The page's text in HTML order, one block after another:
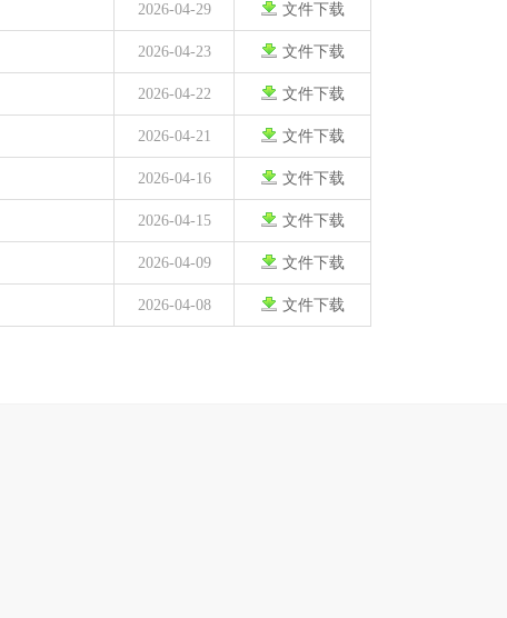
2026-04-29 文件下载
2026-04-23 文件下载
2026-04-22 文件下载
2026-04-21 文件下载
2026-04-16 文件下载
2026-04-15 文件下载
2026-04-09 文件下载
2026-04-08 文件下载